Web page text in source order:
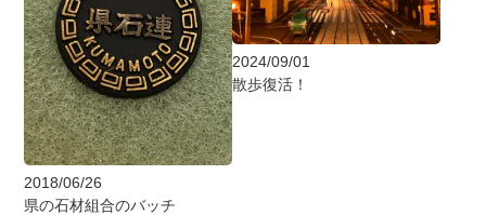
2018/06/26
県の石材組合のバッチ
2024/09/01
散歩復活！